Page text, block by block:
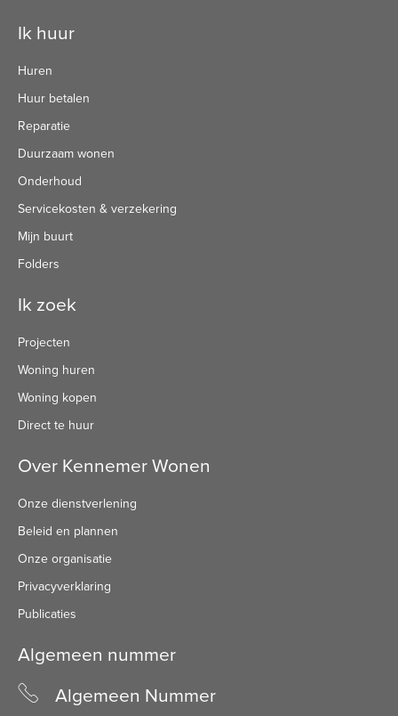
Contactinformatie
Ik huur
Huren
Huur betalen
Reparatie
Duurzaam wonen
Onderhoud
Servicekosten & verzekering
Mijn buurt
Folders
Ik zoek
Projecten
Woning huren
Woning kopen
Direct te huur
Over Kennemer Wonen
Onze dienstverlening
Beleid en plannen
Onze organisatie
Privacyverklaring
Publicaties
Algemeen nummer
Algemeen Nummer